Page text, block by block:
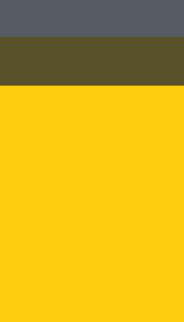
Besuchen Sie uns auf: